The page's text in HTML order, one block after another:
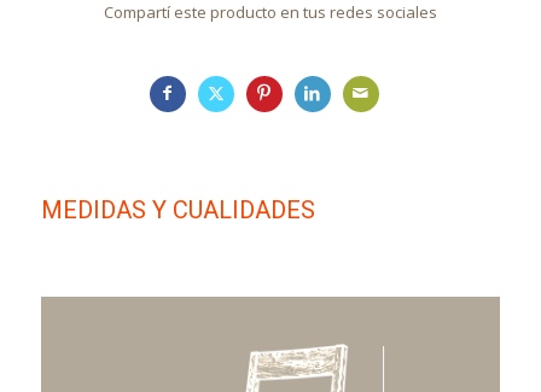
Compartí este producto en tus redes sociales
MEDIDAS Y CUALIDADES